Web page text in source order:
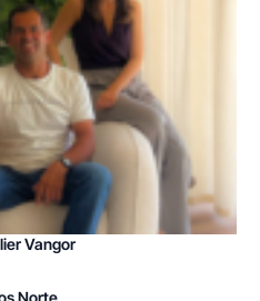
Vangor